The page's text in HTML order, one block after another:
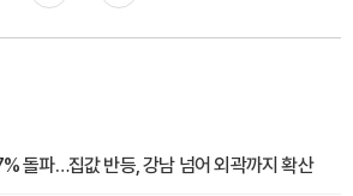
돌파…집값 반등, 강남 넘어 외곽까지 확산